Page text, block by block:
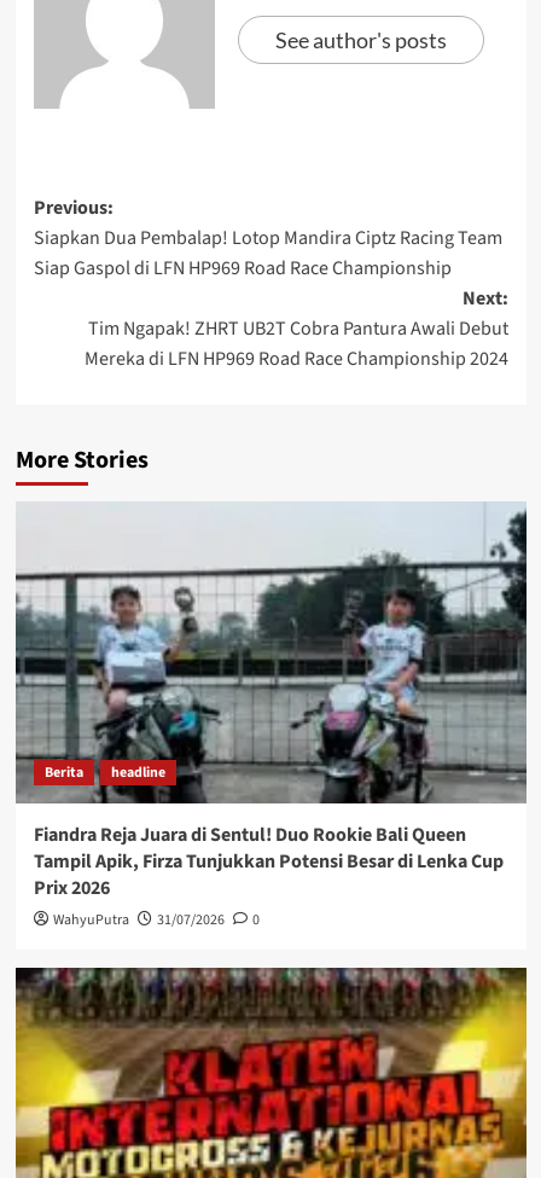
See author's posts
Previous:
Siapkan Dua Pembalap! Lotop Mandira Ciptz Racing Team
Siap Gaspol di LFN HP969 Road Race Championship
Next:
Tim Ngapak! ZHRT UB2T Cobra Pantura Awali Debut
Mereka di LFN HP969 Road Race Championship 2024
More Stories
Berita headline
Fiandra Reja Juara di Sentul! Duo Rookie Bali Queen
Tampil Apik, Firza Tunjukkan Potensi Besar di Lenka Cup
Prix 2026
WahyuPutra 31/07/2026 0